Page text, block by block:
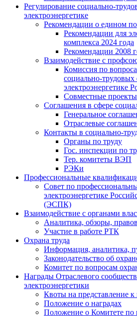
Регулирование социально-
электроэнергетике
Рекомендации о едином
Рекомендации для
комплекса 2024 года
Рекомендации 2008
Взаимодействие с
Комиссия по
социально-
электроэнергетике
Совместные проекты
Соглашения в сфере
Генеральное
Отраслевые
Контакты в социально-
Органы по труду
Гос. инспекции по
Тер. комитеты ВЭП
РЭКи
Профессиональные
Совет по
электроэнергетике
(ЭСПК)
Взаимодействие с органами
Аналитика, обзоры,
Участие в работе РТК
Охрана труда
Информация, аналитика,
Законодательство об
Комитет по вопросам
Награды Отраслевого
электроэнергетики
Квоты на представление к
Положение о наградах
Положение о Комитете по